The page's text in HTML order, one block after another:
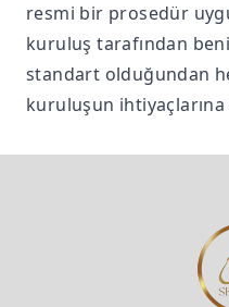
resmi bir prosedür
kuruluş tarafından
standart olduğundan
kuruluşun